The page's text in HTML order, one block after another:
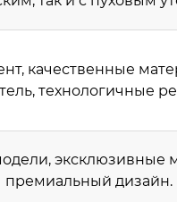
качественные
технологичные
эксклюзивные
премиальный дизайн.